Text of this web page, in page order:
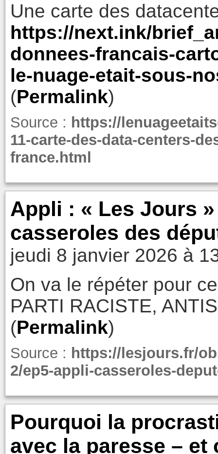
Une carte des
https://next.ink/
donnees-francais-
le-nuage-etait-sous-
(Permalink)
Source : https://
11-carte-des-data-centers-
france.html
Appli : « Les Jours
casseroles des
jeudi 8 janvier 2026 à
On va le répéter pour
PARTI RACISTE,
(Permalink)
Source : https://lesjours.fr/
2/ep5-appli-casseroles-
Pourquoi la
avec la paresse –